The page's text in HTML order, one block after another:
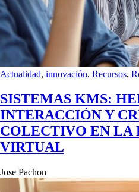
Actualidad, innovación, Recursos,
SISTEMAS KMS:
INTERACCIÓN Y
COLECTIVO EN LA
VIRTUAL
Jose Pachon